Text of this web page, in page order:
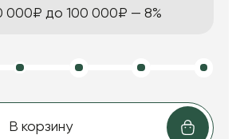
000₽ до 100 000₽ — 8%
В корзину